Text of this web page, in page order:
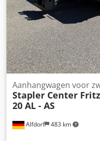
Alfdorf 483 km
Aanhangwagen voor
Stapler Center
20 AL - AS